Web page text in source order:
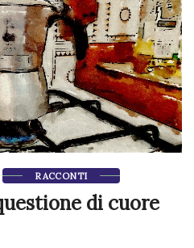
RACCONTI
di cuore